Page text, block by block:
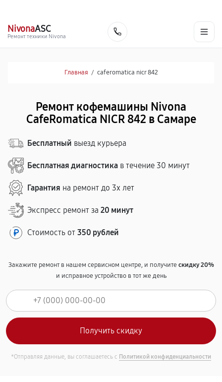
NivonaASC
Ремонт техники Nivona
Главная / caferomatica nicr 842
Ремонт кофемашины Nivona
CafeRomatica NICR 842 в Самаре
Бесплатный выезд курьера
Бесплатная диагностика в течение 30 минут
Гарантия на ремонт до 3х лет
Экспресс ремонт за 20 минут
Стоимость от 350 рублей
Закажите ремонт в нашем сервисном центре, и получитескидку 20%
и исправное устройство в тот же день
*Отправляя данные, вы соглашаетесь с Политикой конфиденциальности